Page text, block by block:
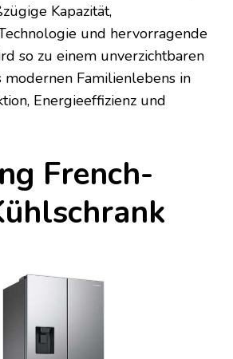
Kapazität,
und hervorragende
so zu einem unverzichtbaren
modernen Familienlebens in
Energieeffizienz und
French-